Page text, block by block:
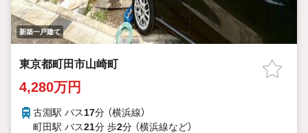
新築一戸建て
東京都町田市山崎町
4,280万円
古淵駅 バス17分 （横浜線）
町田駅 バス21分 歩2分 （横浜線など）